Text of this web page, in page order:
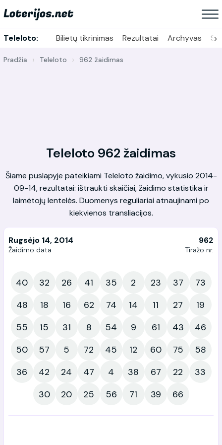
Teleloto: Bilietų tikrinimas Rezultatai Archyvas ›
Pradžia Teleloto 962 žaidimas
Teleloto 962 žaidimas
Šiame puslapyje pateikiami Teleloto žaidimo, vykusio 2014-
09-14, rezultatai: ištraukti skaičiai, žaidimo statistika ir
laimėtojų lentelės. Duomenys reguliariai atnaujinami po
kiekvienos transliacijos.
Rugsėjo 14, 2014
Žaidimo data
962
Tiražo nr.
40 32 26 41 35 2 23 37
73
48
18 16 62 74 14 11 27
19
55
15 31 8 54 9 61 43
46
50
57 5 72 45 12 60 75
58
36
42 24 47 4 38 67 22
33
30
20 25 56 71 39 66